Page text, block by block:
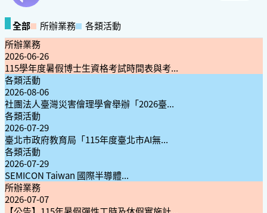
全部 所辦業務
各類活動
所辦業務
2026-06-26
115學年度暑假博士生資格考試時間表與考...
各類活動
2026-08-06
社團法人臺灣災害儈理學會舉辦「2026臺...
各類活動
2026-07-29
臺北市政府教育局「115年度臺北市AI無...
各類活動
2026-07-29
SEMICON Taiwan 國際半導體...
所辦業務
2026-07-07